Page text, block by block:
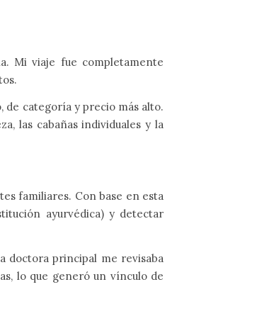
Mi viaje fue completamente
categoría y precio más alto.
las cabañas individuales y la
familiares. Con base en esta
ayurvédica) y detectar
doctora principal me revisaba
lo que generó un vínculo de